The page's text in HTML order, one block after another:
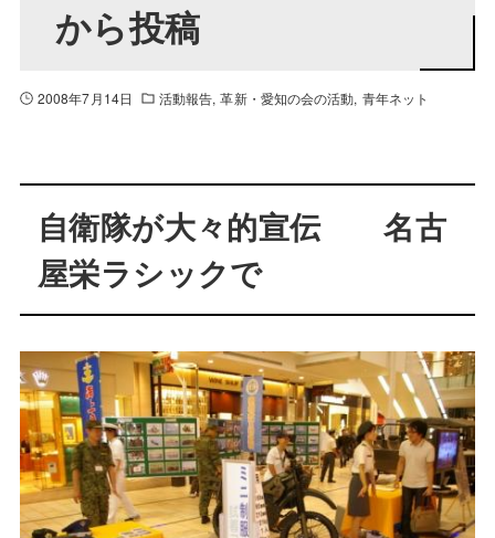
から投稿
2008年7月14日 活動報告 革新・愛知の会の活動 青年ネット
自衛隊が大々的宣伝 名古
屋栄ラシックで